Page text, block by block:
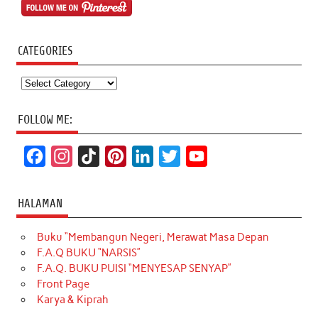
CATEGORIES
Categories
FOLLOW ME:
c
e
b
o
o
k
t
a
g
r
a
T
o
k
t
e
r
k
e
d
t
t
e
T
u
b
HALAMAN
Buku “Membangun Negeri, Merawat Masa Depan
F.A.Q BUKU “NARSIS”
F.A.Q. BUKU PUISI “MENYESAP SENYAP”
Front Page
Karya & Kiprah